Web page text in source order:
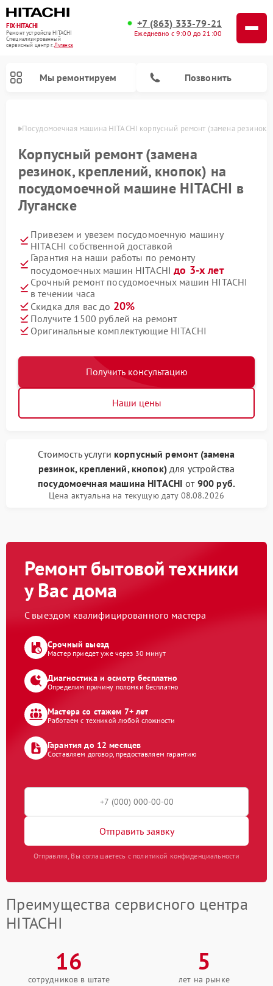
FIX-HITACHI
Ремонт устройств HITACHI
Специализированный
cервисный центр г.Луганск
+7 (863) 333-79-21
Ежедневно с 9:00 до 21:00
Мы ремонтируем Позвонить
Посудомоечная машина HITACHI корпусный ремонт (замена резинок,
Корпусный ремонт (замена
резинок, креплений, кнопок) на
посудомоечной машине HITACHI в
Луганске
Привезем и увезем посудомоечную машину
HITACHI собственной доставкой
Гарантия на наши работы по ремонту
посудомоечных машин HITACHIдо 3-х лет
Срочный ремонт посудомоечных машин HITACHI
в течении часа
Скидка для вас до 20%
Получите 1500 рублей на ремонт
Оригинальные комплектующие HITACHI
Получить консультацию
Наши цены
Стоимость услуги корпусный ремонт (замена
резинок, креплений, кнопок)для устройства
посудомоечная машина HITACHI от 900 руб.
Цена актуальна на текущую дату 08.08.2026
Ремонт бытовой техники
у Вас дома
С выездом квалифицированного мастера
Срочный выезд
Мастер приедет уже через 30 минут
Диагностика и осмотр бесплатно
Определим причину поломки бесплатно
Мастера со стажем 7+ лет
Работаем с техникой любой сложности
Гарантия до 12 месяцев
Составляем договор, предоставляем гарантию
Отправить заявку
Отправляя, Вы соглашаетесь с политикой конфиденциальности
Преимущества сервисного центра
HITACHI
16
сотрудников в штате
5
лет на рынке